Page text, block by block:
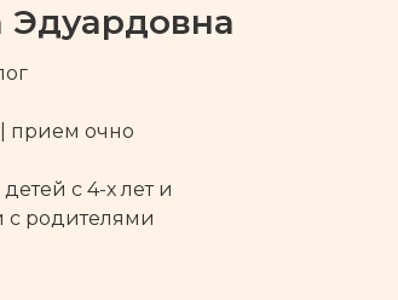
Эдуардовна
прием очно
с 4-х лет и
с родителями